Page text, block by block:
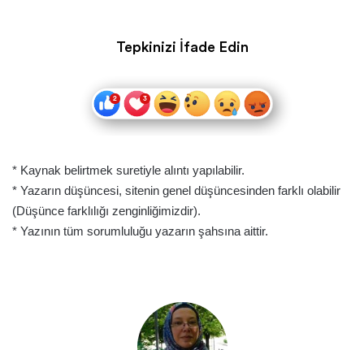
Tepkinizi İfade Edin
* Kaynak belirtmek suretiyle alıntı yapılabilir.
* Yazarın düşüncesi, sitenin genel düşüncesinden farklı olabilir
(Düşünce farklılığı zenginliğimizdir).
* Yazının tüm sorumluluğu yazarın şahsına aittir.